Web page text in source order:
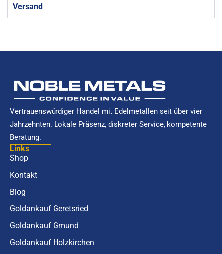
Versand
Vertrauenswürdiger Handel mit Edelmetallen seit über vier
Jahrzehnten. Lokale Präsenz, diskreter Service, kompetente
Beratung.
Links
Shop
Kontakt
Blog
Goldankauf Geretsried
Goldankauf Gmund
Goldankauf Holzkirchen